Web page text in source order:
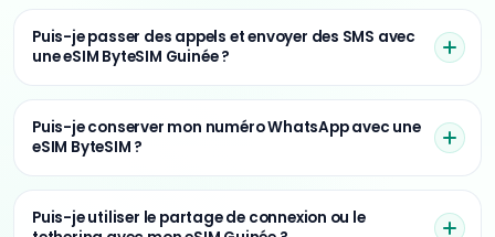
Puis-je passer des appels et envoyer des SMS avec
une eSIM ByteSIM Guinée ?
Puis-je conserver mon numéro WhatsApp avec une
eSIM ByteSIM ?
Puis-je utiliser le partage de connexion ou le